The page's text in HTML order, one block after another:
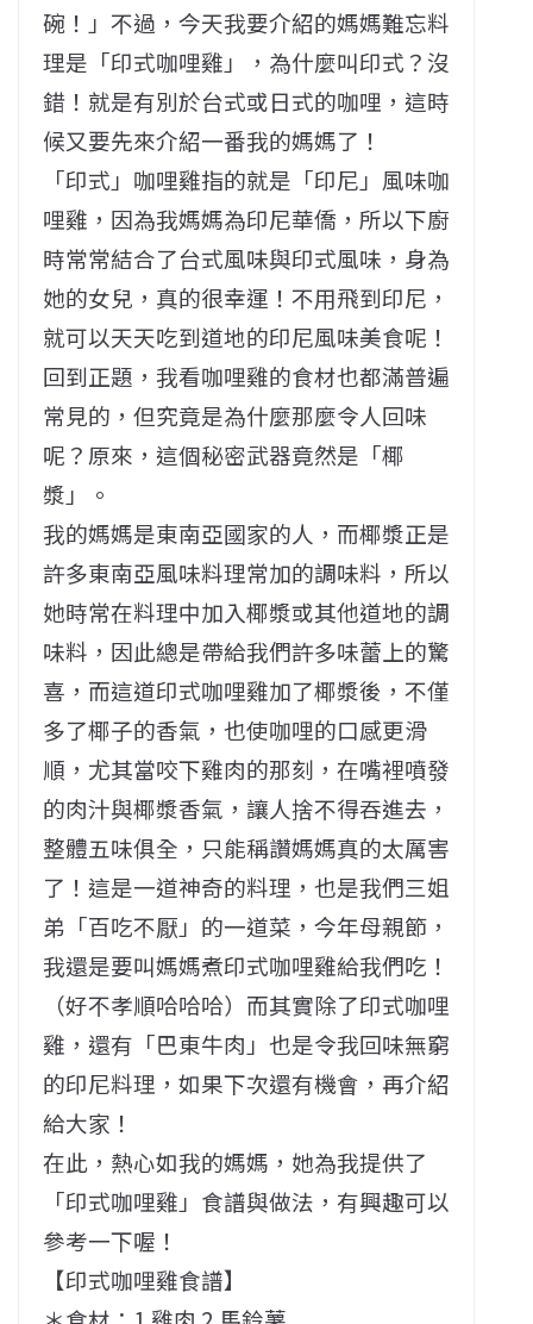
碗！」不過，今天我要介紹的媽媽難忘料
理是「印式咖哩雞」，為什麼叫印式？沒
錯！就是有別於台式或日式的咖哩，這時
候又要先來介紹一番我的媽媽了！
「印式」咖哩雞指的就是「印尼」風味咖
哩雞，因為我媽媽為印尼華僑，所以下廚
時常常結合了台式風味與印式風味，身為
她的女兒，真的很幸運！不用飛到印尼，
就可以天天吃到道地的印尼風味美食呢！
回到正題，我看咖哩雞的食材也都滿普遍
常見的，但究竟是為什麼那麼令人回味
呢？原來，這個秘密武器竟然是「椰
漿」。
我的媽媽是東南亞國家的人，而椰漿正是
許多東南亞風味料理常加的調味料，所以
她時常在料理中加入椰漿或其他道地的調
味料，因此總是帶給我們許多味蕾上的驚
喜，而這道印式咖哩雞加了椰漿後，不僅
多了椰子的香氣，也使咖哩的口感更滑
順，尤其當咬下雞肉的那刻，在嘴裡噴發
的肉汁與椰漿香氣，讓人捨不得吞進去，
整體五味俱全，只能稱讚媽媽真的太厲害
了！這是一道神奇的料理，也是我們三姐
弟「百吃不厭」的一道菜，今年母親節，
我還是要叫媽媽煮印式咖哩雞給我們吃！
（好不孝順哈哈哈）而其實除了印式咖哩
雞，還有「巴東牛肉」也是令我回味無窮
的印尼料理，如果下次還有機會，再介紹
給大家！
在此，熱心如我的媽媽，她為我提供了
「印式咖哩雞」食譜與做法，有興趣可以
參考一下喔！
【印式咖哩雞食譜】